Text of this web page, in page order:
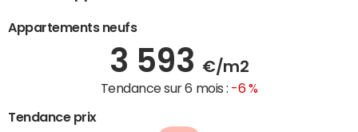
Appartements neufs
3 593 €/m2
Tendance sur 6 mois : -6 %
Tendance prix